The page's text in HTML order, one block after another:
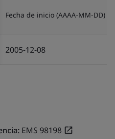
Fecha de inicio (AAAA-MM-DD)
2005-12-08
EMS 98198